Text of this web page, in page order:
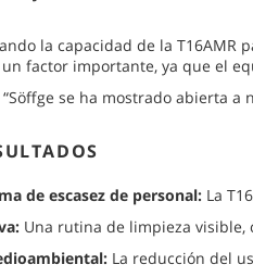
la capacidad de la
factor importante, ya que el
se ha mostrado abierta
de escasez de personal: La
Una rutina de limpieza
La reducción del